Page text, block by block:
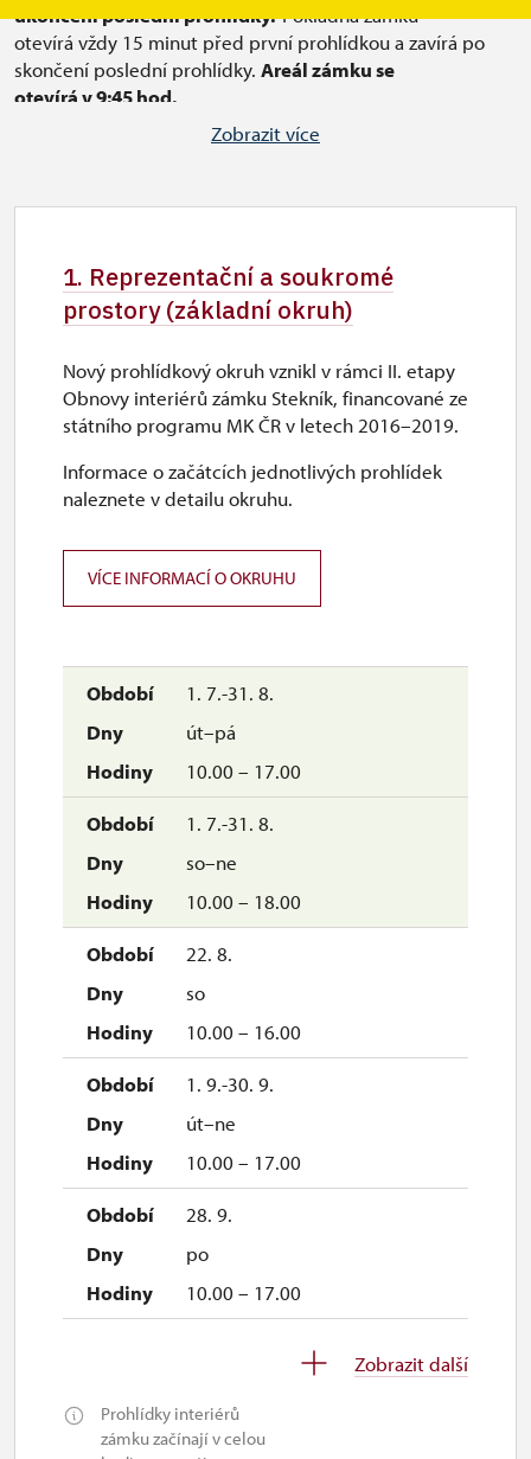
ukončení poslední prohlídky.Pokladna zámku
otevírá vždy 15 minut před první prohlídkou a zavírá po
skončení poslední prohlídky. Areál zámku se
otevírá v 9:45 hod.
okruhu č. 1 začíná vždy v celou hodinu
a trvá přibližně 45-50 minut. Prohlídka interiéru
V měsících dubnu a říjnu prohlídky zámku pro předem
Zobrazit více
1. Reprezentační a soukromé
prostory (základní okruh)
1. 7.-31. 8.
út–pá
10.00 – 17.00
1. 7.-31. 8.
so–ne
10.00 – 18.00
22. 8.
so
10.00 – 16.00
1. 9.-30. 9.
út–ne
10.00 – 17.00
28. 9.
po
10.00 – 17.00
10.00 – 16.00
Zobrazit další
Prohlídky interiérů
zámku začínají v celou
Nový prohlídkový okruh vznikl v rámci II. etapy
Obnovy interiérů zámku Stekník, financované ze
státního programu MK ČR v letech 2016–2019.
Informace o začátcích jednotlivých prohlídek
naleznete v detailu okruhu.
VÍCE INFORMACÍ O OKRUHU